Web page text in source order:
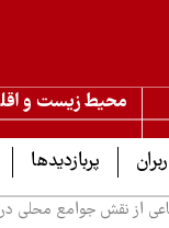
محیط زیست و
پربازدیدها
از نقش جوامع